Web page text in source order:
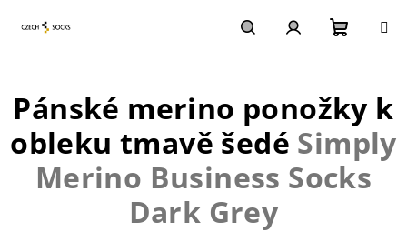
košík
Pánské merino ponožky k
obleku tmavě šedé Simply
Merino Business Socks
Dark Grey